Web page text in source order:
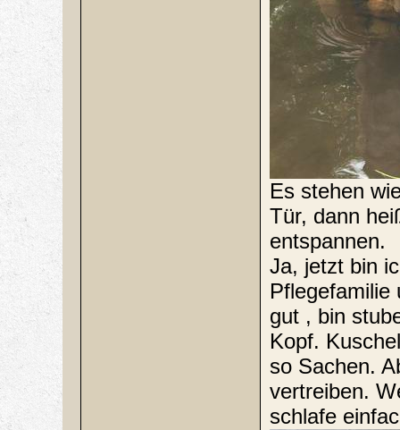
Es stehen
Tür, dann
entspannen.
Ja, jetzt bin
Pflegefamilie
gut , bin
Kopf.
so Sachen.
vertreiben.
schlafe